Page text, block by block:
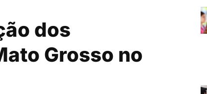
dos
Grosso no